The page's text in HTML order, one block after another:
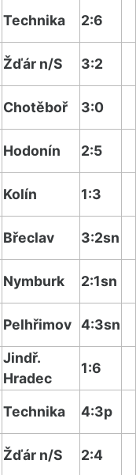
Technika 2:6
Žďár n/S 3:2
Chotěboř 3:0
Hodonín 2:5
Kolín 1:3
Břeclav 3:2sn
Nymburk 2:1sn
Pelhřimov 4:3sn
Jindř.
Hradec
1:6
Technika 4:3p
Žďár n/S 2:4